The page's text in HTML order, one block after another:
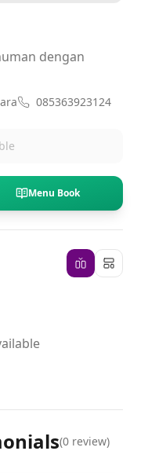
dengan
085363923124
Menu Book
(0 review)